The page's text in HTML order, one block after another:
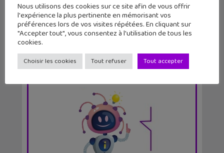
LE MAGGEEK JUNIOR
11 numéros par an
par abonnement et chez ton marchand de
Nous utilisons des cookies sur ce site afin de vous offrir
l'expérience la plus pertinente en mémorisant vos
préférences lors de vos visites répétées. En cliquant sur
"Accepter tout", vous consentez à l'utilisation de tous les
cookies.
Choisir les cookies Tout refuser Tout accepter